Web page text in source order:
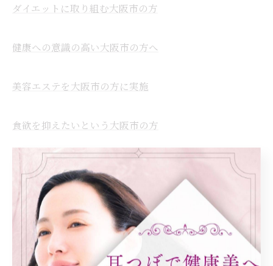
ダイエットに取り組む大阪市の方
健康への意識の高い大阪市の方へ
美容エステを大阪市の方に実施
食欲を抑えたいという大阪市の方
痩身を目指す大阪市の方は必見
----------------------------------------------------------------------
ダイエット 健康 美容エステ 食欲